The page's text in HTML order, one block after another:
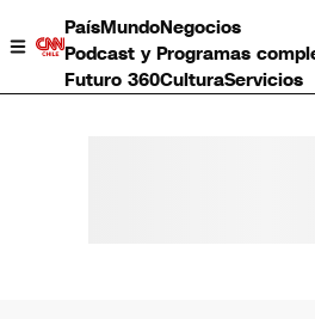
PaísMundoNegocios
Podcast y Programas
Futuro 360CulturaServicios